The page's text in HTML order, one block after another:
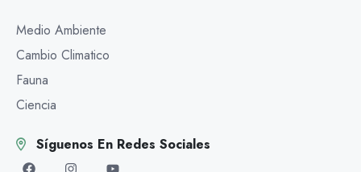
Medio Ambiente
Cambio Climatico
Fauna
Ciencia
Síguenos En Redes Sociales